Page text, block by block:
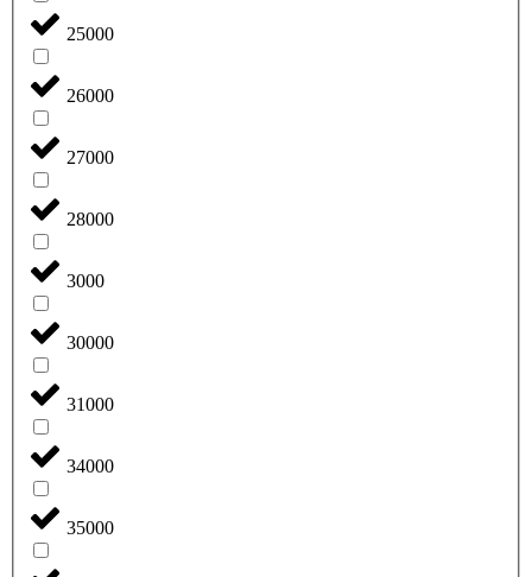
25000
26000
27000
28000
3000
30000
31000
34000
35000